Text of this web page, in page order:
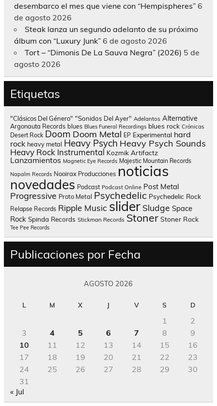
desembarco el mes que viene con “Hempispheres” 6
de agosto 2026
Steak lanza un segundo adelanto de su próximo
álbum con “Luxury Junk” 6 de agosto 2026
Tort – “Dimonis De La Sauva Negra” (2026) 5 de
agosto 2026
Etiquetas
"Clásicos Del Género" "Sonidos Del Ayer" Adelantos Alternative
Argonauta Records blues Blues Funeral Recordings blues rock Crónicas
Desert Rock Doom Doom Metal EP Experimental hard
rock heavy metal Heavy Psych Heavy Psych Sounds
Heavy Rock Instrumental Kozmik Artifactz
Lanzamientos Magnetic Eye Records Majestic Mountain Records
Napalm Records Nooirax Producciones noticias
novedades Podcast Podcast Online Post Metal
Progressive Proto Metal Psychedelic Psychedelic Rock
Relapse Records Ripple Music slider Sludge Space
Rock Spinda Records Stickman Records Stoner Stoner Rock
Tee Pee Records
Publicaciones por Fecha
AGOSTO 2026
L M X J V S D
1
2
3
4 5 6 7 8
9
10
11 12 13 14 15
16
17
18 19 20 21 22
23
24
25 26 27 28 29
30
31
« Jul